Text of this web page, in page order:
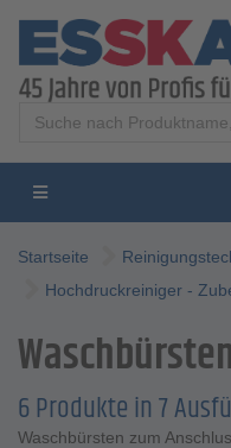
Startseite
Hochdruckreiniger -
6 Produkte in 7
Waschbürsten zum